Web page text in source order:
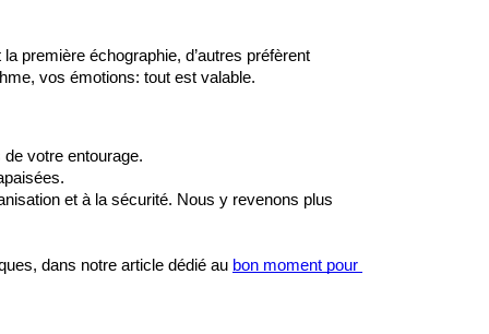
première échographie, d’autres préfèrent
vos émotions: tout est valable.
votre entourage.
et à la sécurité. Nous y revenons plus
dans notre article dédié au bon moment pour